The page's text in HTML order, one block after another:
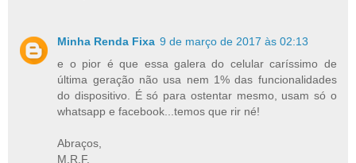
Minha Renda Fixa 9 de março de 2017 às 02:13
e o pior é que essa galera do celular caríssimo de
última geração não usa nem 1% das funcionalidades
do dispositivo. É só para ostentar mesmo, usam só o
whatsapp e facebook...temos que rir né!
Abraços,
M.R.F.